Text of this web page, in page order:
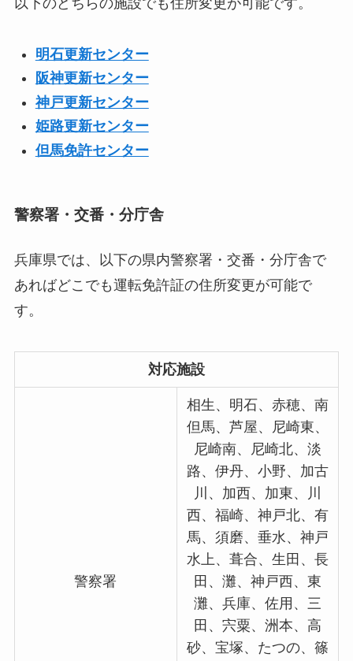
明石更新センター
阪神更新センター
神戸更新センター
姫路更新センター
但馬免許センター
警察署・交番・分庁舎
兵庫県では、以下の県内警察署・交番・分庁舎で
あればどこでも運転免許証の住所変更が可能で
す。
対応施設
警察署
相生、明石、赤穂、南
但馬、芦屋、尼崎東、
尼崎南、尼崎北、淡
路、伊丹、小野、加古
川、加西、加東、川
西、福崎、神戸北、有
馬、須磨、垂水、神戸
水上、葺合、生田、長
田、灘、神戸西、東
灘、兵庫、佐用、三
田、宍粟、洲本、高
砂、宝塚、たつの、篠